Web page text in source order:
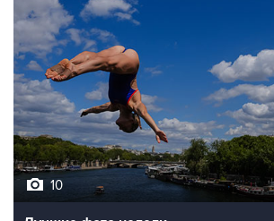
10
Лучшие фото недели